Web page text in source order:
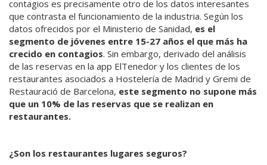
contagios es precisamente otro de los datos interesantes
que contrasta el funcionamiento de la industria. Según los
datos ofrecidos por el Ministerio de Sanidad, es el
segmento de jóvenes entre 15-27 años el que más ha
crecido en contagios. Sin embargo, derivado del análisis
de las reservas en la app ElTenedor y los clientes de los
restaurantes asociados a Hostelería de Madrid y Gremi de
Restauració de Barcelona, este segmento no supone más
que un 10% de las reservas que se realizan en
restaurantes.
¿Son los restaurantes lugares seguros?